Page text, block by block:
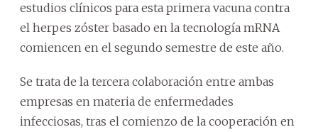
estudios clínicos para esta primera vacuna contra
el herpes zóster basado en la tecnología mRNA
comiencen en el segundo semestre de este año.
Se trata de la tercera colaboración entre ambas
empresas en materia de enfermedades
infecciosas, tras el comienzo de la cooperación en